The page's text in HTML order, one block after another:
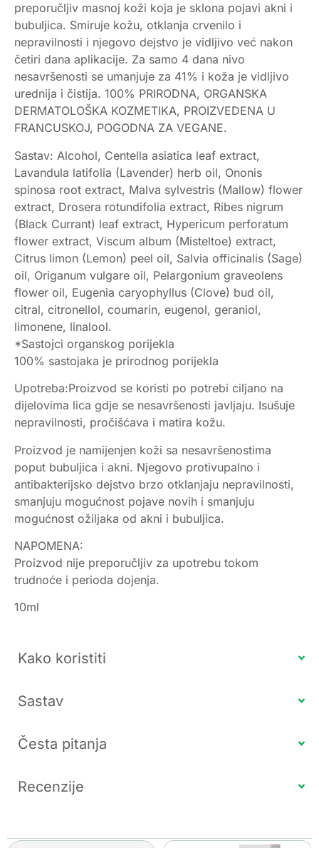
preporučljiv masnoj koži koja je sklona pojavi akni i
bubuljica. Smiruje kožu, otklanja crvenilo i
nepravilnosti i njegovo dejstvo je vidljivo već nakon
četiri dana aplikacije. Za samo 4 dana nivo
nesavršenosti se umanjuje za 41% i koža je vidljivo
urednija i čistija. 100% PRIRODNA, ORGANSKA
DERMATOLOŠKA KOZMETIKA, PROIZVEDENA U
FRANCUSKOJ, POGODNA ZA VEGANE.
Sastav: Alcohol, Centella asiatica leaf extract,
Lavandula latifolia (Lavender) herb oil, Ononis
spinosa root extract, Malva sylvestris (Mallow) flower
extract, Drosera rotundifolia extract, Ribes nigrum
(Black Currant) leaf extract, Hypericum perforatum
flower extract, Viscum album (Misteltoe) extract,
Citrus limon (Lemon) peel oil, Salvia officinalis (Sage)
oil, Origanum vulgare oil, Pelargonium graveolens
flower oil, Eugenia caryophyllus (Clove) bud oil,
citral, citronellol, coumarin, eugenol, geraniol,
limonene, linalool.
*Sastojci organskog porijekla
100% sastojaka je prirodnog porijekla
Upotreba:Proizvod se koristi po potrebi ciljano na
dijelovima lica gdje se nesavršenosti javljaju. Isušuje
nepravilnosti, pročišćava i matira kožu.
Proizvod je namijenjen koži sa nesavršenostima
poput bubuljica i akni. Njegovo protivupalno i
antibakterijsko dejstvo brzo otklanjaju nepravilnosti,
smanjuju mogućnost pojave novih i smanjuju
mogućnost ožiljaka od akni i bubuljica.
NAPOMENA:
Proizvod nije preporučljiv za upotrebu tokom
trudnoće i perioda dojenja.
10ml
Kako koristiti
Sastav
Česta pitanja
Recenzije